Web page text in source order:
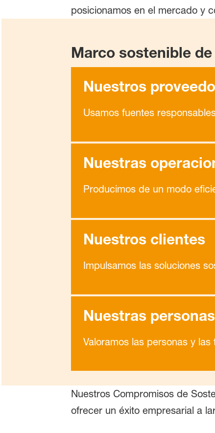
posicionamos en el mercado y
Marco sostenible
Nuestros
Usamos fuentes
Nuestras
Producimos de un modo
Nuestros clientes
Impulsamos las soluciones
Nuestras
Valoramos las personas y
Nuestros Compromisos de
ofrecer un éxito empresarial a